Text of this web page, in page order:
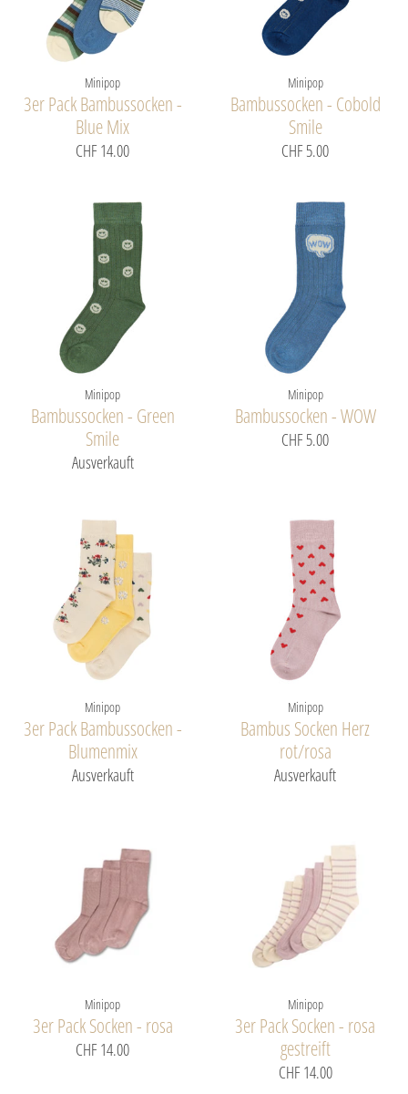
Minipop
3er Pack Bambussocken -
Blue Mix
CHF 14.00
Minipop
Bambussocken - Cobold
Smile
CHF 5.00
Minipop
Bambussocken - Green
Smile
Ausverkauft
Minipop
Bambussocken - WOW
CHF 5.00
Minipop
3er Pack Bambussocken -
Blumenmix
Ausverkauft
Minipop
Bambus Socken Herz
rot/rosa
Ausverkauft
Minipop
3er Pack Socken - rosa
CHF 14.00
Minipop
3er Pack Socken - rosa
gestreift
CHF 14.00